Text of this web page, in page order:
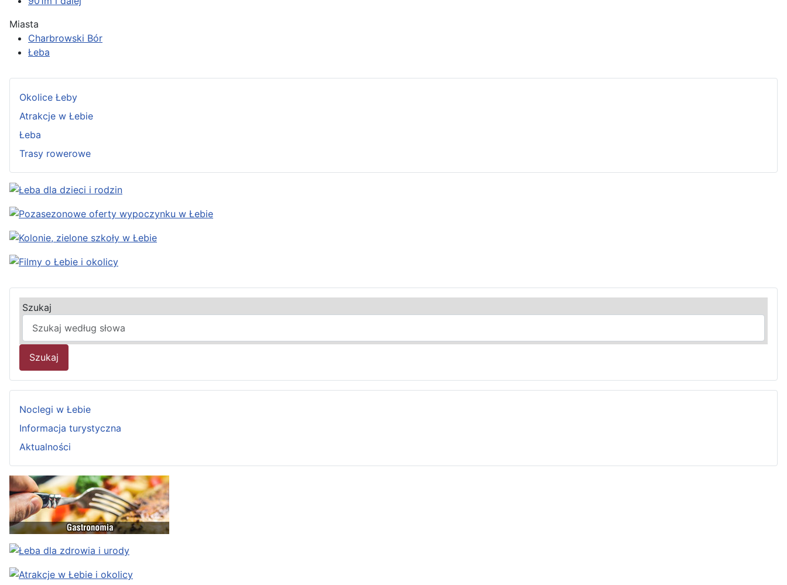
Szukaj
Szukaj
Noclegi w Łebie
Informacja turystyczna
Aktualności
Miasta
Charbrowski Bór
Łeba
Okolice Łeby
Atrakcje w Łebie
Łeba
Trasy rowerowe